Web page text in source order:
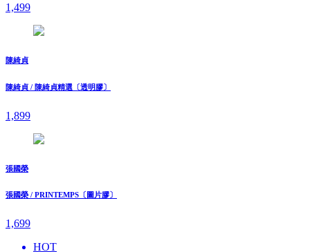
1,499
陳綺貞
陳綺貞 / 陳綺貞精選〔透明膠〕
1,899
張國榮
張國榮 / PRINTEMPS〔圖片膠〕
1,699
HOT